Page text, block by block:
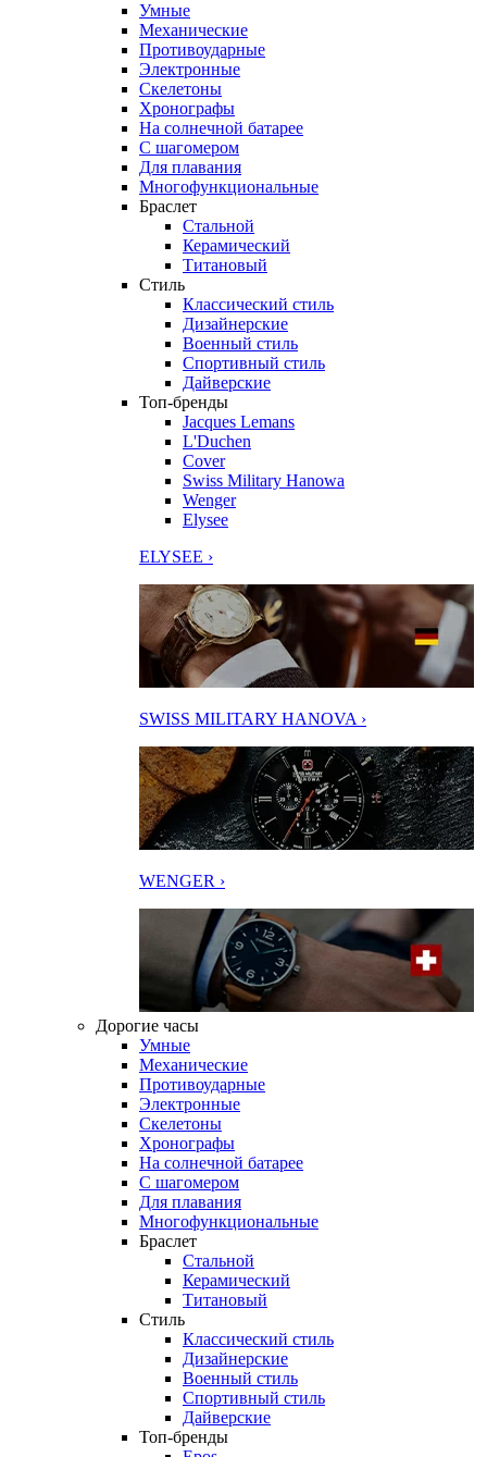
Умные
Механические
Противоударные
Электронные
Скелетоны
Хронографы
На солнечной батарее
С шагомером
Для плавания
Многофункциональные
Браслет
Стальной
Керамический
Титановый
Стиль
Классический стиль
Дизайнерские
Военный стиль
Спортивный стиль
Дайверские
Топ-бренды
Jacques Lemans
L'Duchen
Cover
Swiss Military Hanowa
Wenger
Elysee
ELYSEE ›
SWISS MILITARY HANOVA ›
WENGER ›
Дорогие часы
Умные
Механические
Противоударные
Электронные
Скелетоны
Хронографы
На солнечной батарее
С шагомером
Для плавания
Многофункциональные
Браслет
Стальной
Керамический
Титановый
Стиль
Классический стиль
Дизайнерские
Военный стиль
Спортивный стиль
Дайверские
Топ-бренды